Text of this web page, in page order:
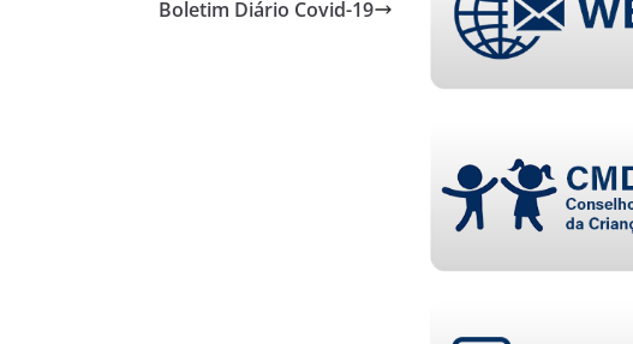
Boletim Diário Covid-19